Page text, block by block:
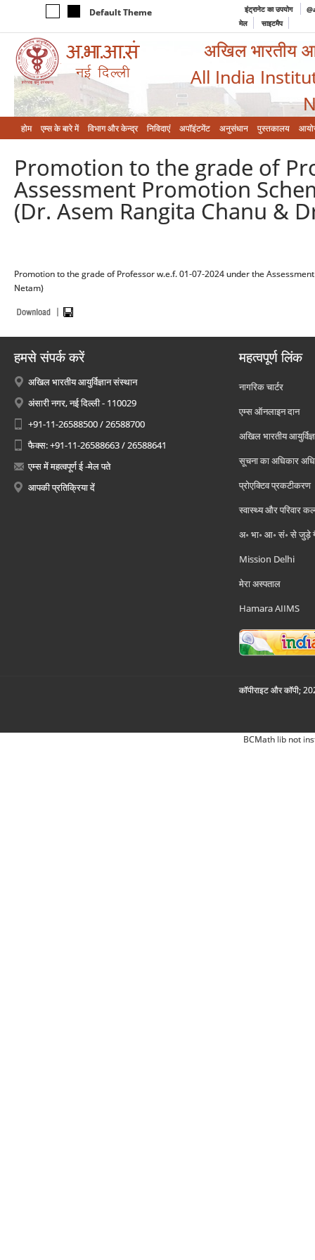
Default Theme इंट्रानेट का उपयोग
मेल
साइटमैप
अखिल भारतीय
All India
होम एम्‍स के बारे में विभाग और केन्‍द्र निविदाएं अपॉइंटमेंट अनुसंधान पुस्तकालय
Promotion to the grade of
Assessment Promotion
(Dr. Asem Rangita Chanu &
Promotion to the grade of Professor w.e.f. 01-07-2024 under the
Netam)
हमसे संपर्क करें
अखिल भारतीय आयुर्विज्ञान संस्थान
अंसारी नगर, नई दिल्ली - 110029
+91-11-26588500 / 26588700
फैक्स: +91-11-26588663 / 26588641
एम्स में महत्वपूर्ण ई -मेल पते
आपकी प्रतिक्रिया दें
महत्वपूर्ण लिंक
नागरिक चार्टर
एम्स ऑनलाइन दान
अखिल भारतीय
सूचना का अधिकार
प्रोएक्टिव प्रकटीकरण
स्वास्थ्य और परिवार
अ॰ भा॰ आ॰ सं॰ से जुड़े
Mission Delhi
मेरा अस्पताल
Hamara AIIMS
कॉपीराइट और कॉपी;
BCMath lib not